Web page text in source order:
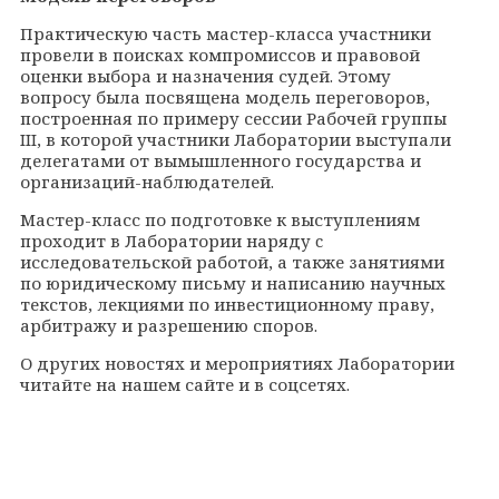
Практическую часть мастер-класса участники
провели в поисках компромиссов и правовой
оценки выбора и назначения судей. Этому
вопросу была посвящена модель переговоров,
построенная по примеру сессии Рабочей группы
III, в которой участники Лаборатории выступали
делегатами от вымышленного государства и
организаций-наблюдателей.
Мастер-класс по подготовке к выступлениям
проходит в Лаборатории наряду c
исследовательской работой, а также занятиями
по юридическому письму и написанию научных
текстов, лекциями по инвестиционному праву,
арбитражу и разрешению споров.
О других новостях и мероприятиях Лаборатории
читайте на нашем сайте и в соцсетях.